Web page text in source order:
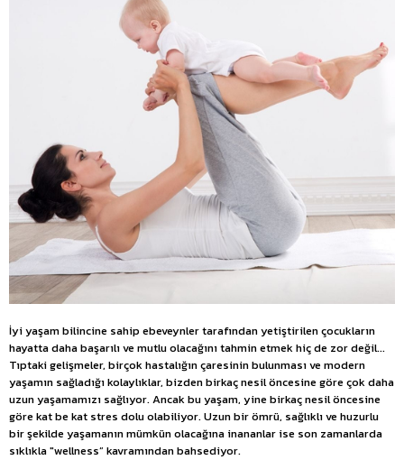
İyi yaşam bilincine sahip ebeveynler tarafından yetiştirilen çocukların
hayatta daha başarılı ve mutlu olacağını tahmin etmek hiç de zor değil...
Tıptaki gelişmeler, birçok hastalığın çaresinin bulunması ve modern
yaşamın sağladığı kolaylıklar, bizden birkaç nesil öncesine göre çok daha
uzun yaşamamızı sağlıyor. Ancak bu yaşam, yine birkaç nesil öncesine
göre kat be kat stres dolu olabiliyor. Uzun bir ömrü, sağlıklı ve huzurlu
bir şekilde yaşamanın mümkün olacağına inananlar ise son zamanlarda
sıklıkla "wellness” kavramından bahsediyor.